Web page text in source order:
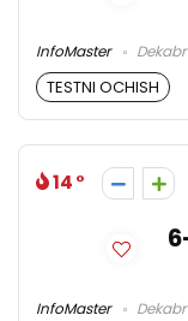
InfoMaster
TESTNI OCHISH
14
InfoMaster